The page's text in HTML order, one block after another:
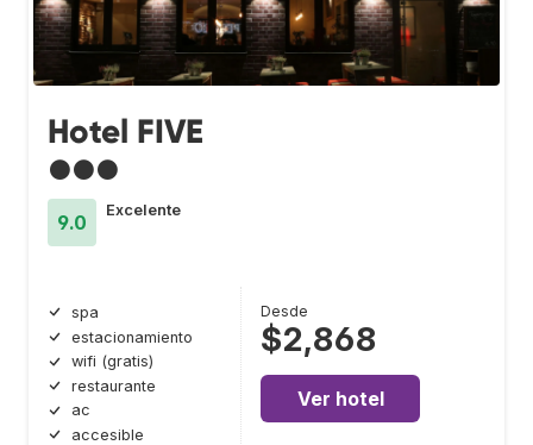
Hotel FIVE
●●●
9.0
Excelente
spa
estacionamiento
wifi (gratis)
restaurante
ac
accesible
Desde
$2,868
Ver hotel